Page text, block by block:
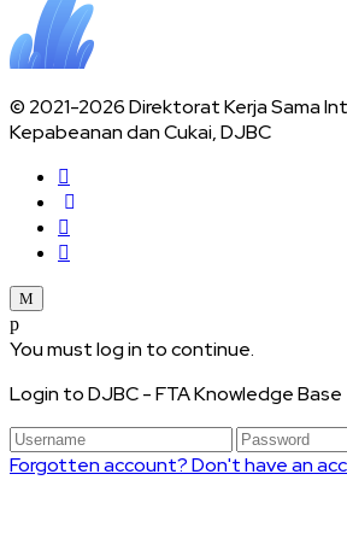
© 2021-2026 Direktorat Kerja Sama
Kepabeanan dan Cukai, DJBC
You must log in to continue.
Login to DJBC - FTA Knowledge Base
Forgotten account?Don't have an